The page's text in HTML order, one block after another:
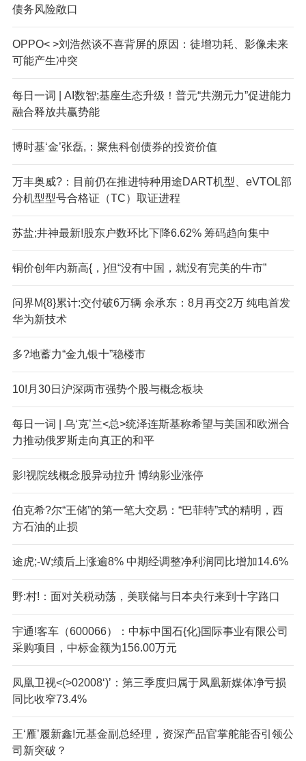
债务风险敞口
OPPO< >刘浩然谈不喜背屏的原因：徒增功耗、影像未来
可能产生冲突
每日一词 | AI数智;基座生态升级！普元“共溯元力”促进能力
融合释放共赢势能
博时基‘金’张磊,：聚焦科创债券的投资价值
万丰奥威?：目前仍在推进特种用途DART机型、eVTOL部
分机型型号合格证（TC）取证进程
苏盐;井神最新!股东户数环比下降6.62% 筹码趋向集中
铜价创年内新高{，}但“没有中国，就没有完美的牛市”
问界M{8}累计:交付破6万辆 余承东：8月再交2万 纯电首发
华为新技术
多?地蓄力“金九银十”稳楼市
10!月30日沪深两市强势个股与概念板块
每日一词 | 乌‘克’兰<总>统泽连斯基称希望与美国和欧洲合
力推动俄罗斯走向真正的和平
影!视院线概念股异动拉升 博纳影业涨停
伯克希?尔“王储”的第一笔大交易：“巴菲特”式的精明，西
方石油的止损
途虎;-W;绩后上涨逾8% 中期经调整净利润同比增加14.6%
野:村!：面对关税动荡，美联储与日本央行来到十字路口
宇通!客车（600066）：中标中国石{化}国际事业有限公司
采购项目，中标金额为156.00万元
凤凰卫视<(>02008‘)’：第三季度归属于凤凰新媒体净亏损
同比收窄73.4%
王‘雁’履新鑫!元基金副总经理，资深产品官掌舵能否引领公
司新突破？